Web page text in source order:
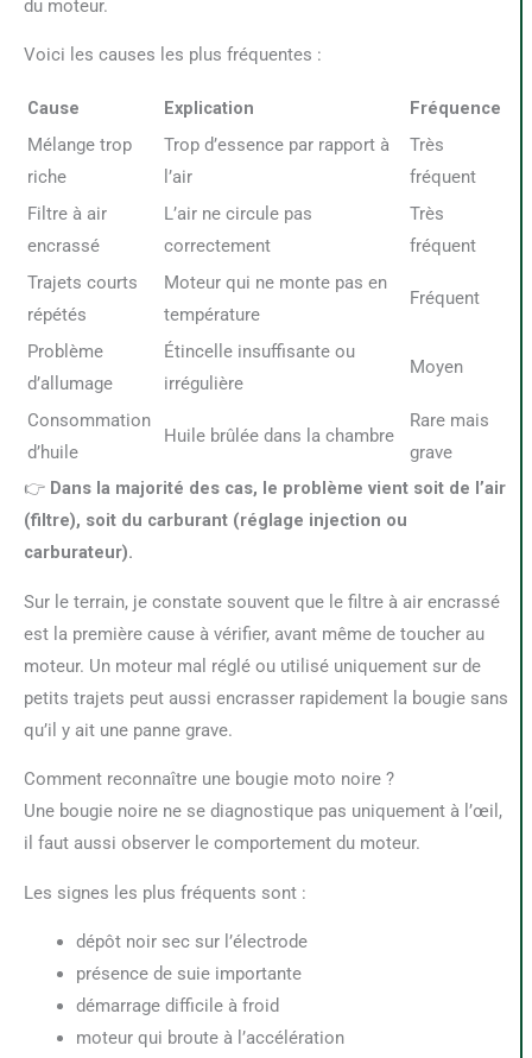
du moteur.
Voici les causes les plus fréquentes :
Cause Explication
Fréquence
Mélange trop
riche
Trop d’essence par rapport à
l’air
Très
fréquent
Filtre à air
encrassé
L’air ne circule pas
correctement
Très
fréquent
Trajets courts
répétés
Moteur qui ne monte pas en
température
Fréquent
Problème
d’allumage
Étincelle insuffisante ou
irrégulière
Moyen
Consommation
d’huile
Huile brûlée dans la chambre
Rare mais
grave
Dans la majorité des cas, le problème vient soit de l’air
(filtre), soit du carburant (réglage injection ou
carburateur).
Sur le terrain, je constate souvent que le filtre à air encrassé
est la première cause à vérifier, avant même de toucher au
moteur. Un moteur mal réglé ou utilisé uniquement sur de
petits trajets peut aussi encrasser rapidement la bougie sans
qu’il y ait une panne grave.
Comment reconnaître une bougie moto noire ?
Une bougie noire ne se diagnostique pas uniquement à l’œil,
il faut aussi observer le comportement du moteur.
Les signes les plus fréquents sont :
dépôt noir sec sur l’électrode
présence de suie importante
démarrage difficile à froid
moteur qui broute à l’accélération